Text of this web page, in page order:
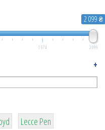
2 099 ₴
1 574 2 099
+
2 2
Lecce Pen